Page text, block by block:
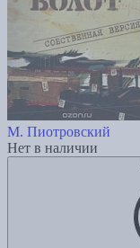
М. Пиотровский
Нет в наличии